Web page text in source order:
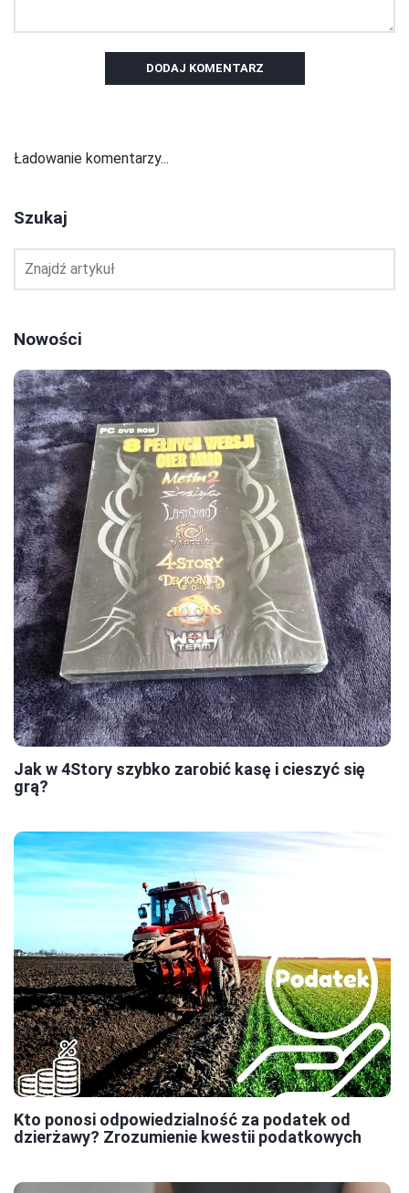
DODAJ KOMENTARZ
Ładowanie komentarzy...
Szukaj
Nowości
Jak w 4Story szybko zarobić kasę i cieszyć się
grą?
Kto ponosi odpowiedzialność za podatek od
dzierżawy? Zrozumienie kwestii podatkowych